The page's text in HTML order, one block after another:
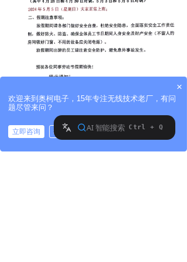
×
欢迎来到奥柯电子，15年专注无线技术老厂，有问
题尽管来问？
立即咨询
稍后再说
拨打电话